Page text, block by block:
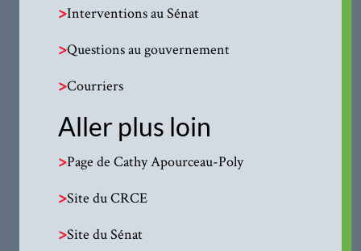
>Interventions au Sénat
>Questions au gouvernement
>Courriers
Aller plus loin
>Page de Cathy Apourceau-Poly
>Site du CRCE
>Site du Sénat